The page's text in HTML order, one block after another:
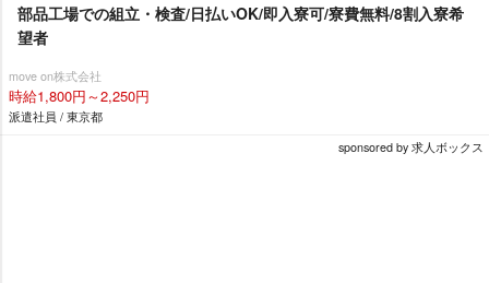
部品工場での組立・検査/日払いOK/即入寮可/寮費無料/8割入寮希
望者
move on株式会社
時給1,800円～2,250円
派遣社員 / 東京都
sponsored by 求人ボックス